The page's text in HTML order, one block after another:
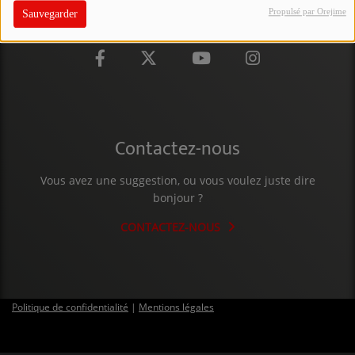
Sauvegarder Propulsé par Orejime
PARTICIPEZ
JEUX CONCOURS
L'ŒIL DE L'OIE | PRÉSENTATION
VIDÉOS | L’ŒIL DE L'OIE
PARTENAIRES
Contactez-nous
Vous avez une suggestion, ou vous voulez juste dire
bonjour ?
CONTACTEZ-NOUS
Politique de confidentialité | Mentions légales